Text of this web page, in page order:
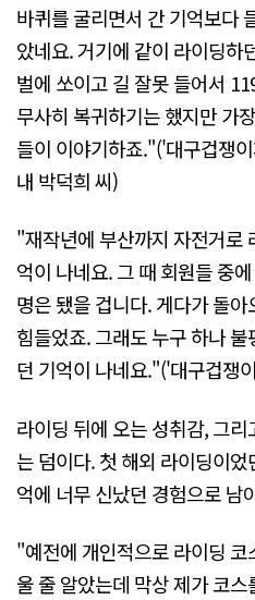
바퀴를 굴리면서 간 기억보다
았네요. 거기에 같이 라이딩하
벌에 쏘이고 길 잘못 들어서
무사히 복귀하기는 했지만 가
들이 이야기하죠."('대구겁쟁
내 박덕희 씨)
"재작년에 부산까지 자전거로
억이 나네요. 그 때 회원들 중
명은 됐을 겁니다. 게다가 돌
힘들었죠. 그래도 누구 하나
던 기억이 나네요."('대구겁쟁
라이딩 뒤에 오는 성취감, 그
는 덤이다. 첫 해외 라이딩이
억에 너무 신났던 경험으로 남
"예전에 개인적으로 라이딩
울 줄 알았는데 막상 제가 코